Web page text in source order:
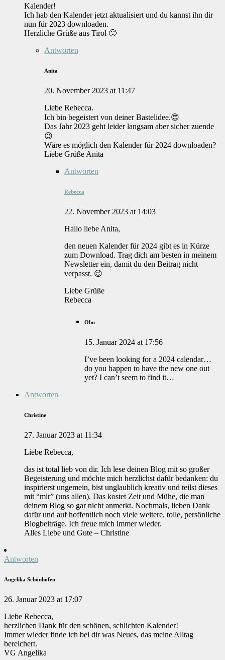
Kalender!
Ich hab den Kalender jetzt aktualisiert und du kannst ihn dir
nun für 2023 downloaden.
Herzliche Grüße aus Tirol 🙂
Antworten
Anita
20. November 2023 at 11:47
Liebe Rebecca.
Ich bin begeistert von deiner Bastelidee.😍
Das Jahr 2023 geht leider langsam aber sicher zuende
😉
Wäre es möglich den Kalender für 2024 downloaden?
Liebe Grüße Anita
Antworten
Rebecca
22. November 2023 at 14:03
Hallo liebe Anita,
den neuen Kalender für 2024 gibt es in Kürze
zum Download. Trag dich am besten in meinem
Newsletter ein, damit du den Beitrag nicht
verpasst. 😉
Liebe Grüße
Rebecca
Obu
15. Januar 2024 at 17:56
I’ve been looking for a 2024 calendar…
do you happen to have the new one out
yet? I can’t seem to find it…
Antworten
Christine
27. Januar 2023 at 11:34
Liebe Rebecca,
das ist total lieb von dir. Ich lese deinen Blog mit so großer
Begeisterung und möchte mich herzlichst dafür bedanken: du
inspirierst ungemein, bist unglaublich kreativ und teilst dieses
mit “mir” (uns allen). Das kostet Zeit und Mühe, die man
deinem Blog so gar nicht anmerkt. Nochmals, lieben Dank
dafür und auf hoffentlich noch viele weitere, tolle, persönliche
Blogbeiträge. Ich freue mich immer wieder.
Alles Liebe und Gute – Christine
Antworten
Angelika Schönhofen
26. Januar 2023 at 17:07
Liebe Rebecca,
herzlichen Dank für den schönen, schlichten Kalender!
Immer wieder finde ich bei dir was Neues, das meine Alltag
bereichert.
VG Angelika